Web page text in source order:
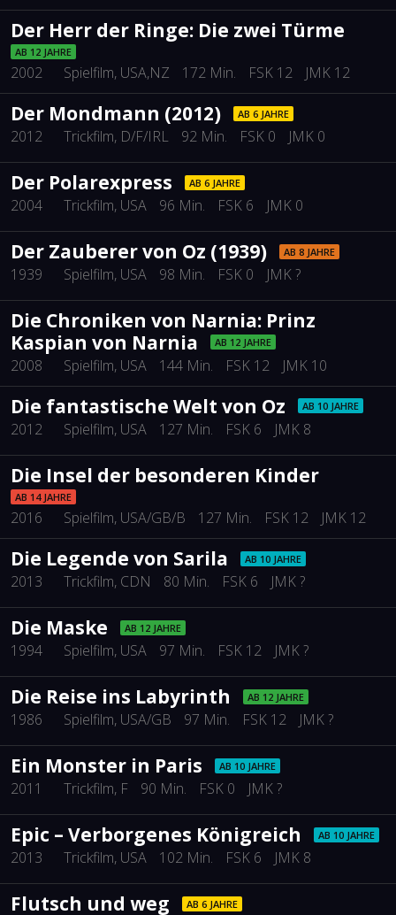
Der Herr der Ringe: Die zwei Türme
AB 12 JAHRE
2002 Spielfilm, USA,NZ 172 Min. FSK 12 JMK 12
Der Mondmann (2012) AB 6 JAHRE
2012 Trickfilm, D/F/IRL 92 Min. FSK 0 JMK 0
Der Polarexpress AB 6 JAHRE
2004 Trickfilm, USA 96 Min. FSK 6 JMK 0
Der Zauberer von Oz (1939) AB 8 JAHRE
1939 Spielfilm, USA 98 Min. FSK 0 JMK ?
Die Chroniken von Narnia: Prinz
Kaspian von Narnia
AB 12 JAHRE
2008 Spielfilm, USA 144 Min. FSK 12 JMK 10
Die fantastische Welt von Oz AB 10 JAHRE
2012 Spielfilm, USA 127 Min. FSK 6 JMK 8
Die Insel der besonderen Kinder
AB 14 JAHRE
2016 Spielfilm, USA/GB/B 127 Min. FSK 12 JMK 12
Die Legende von Sarila AB 10 JAHRE
2013 Trickfilm, CDN 80 Min. FSK 6 JMK ?
Die Maske AB 12 JAHRE
1994 Spielfilm, USA 97 Min. FSK 12 JMK ?
Die Reise ins Labyrinth AB 12 JAHRE
1986 Spielfilm, USA/GB 97 Min. FSK 12 JMK ?
Ein Monster in Paris AB 10 JAHRE
2011 Trickfilm, F 90 Min. FSK 0 JMK ?
Epic – Verborgenes Königreich AB 10 JAHRE
2013 Trickfilm, USA 102 Min. FSK 6 JMK 8
Flutsch und weg AB 6 JAHRE